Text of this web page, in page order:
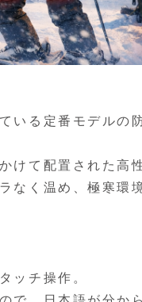
いる定番モデルの
けて配置された高
なく温め、極寒環
ッチ操作。